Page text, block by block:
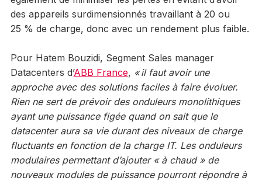
des appareils surdimensionnés travaillant à 20 ou
25 % de charge, donc avec un rendement plus faible.
Pour Hatem Bouzidi, Segment Sales manager
Datacenters d’ABB France, « il faut avoir une
approche avec des solutions faciles à faire évoluer.
Rien ne sert de prévoir des onduleurs monolithiques
ayant une puissance figée quand on sait que le
datacenter aura sa vie durant des niveaux de charge
fluctuants en fonction de la charge IT. Les onduleurs
modulaires permettant d’ajouter « à chaud » de
nouveaux modules de puissance pourront répondre à